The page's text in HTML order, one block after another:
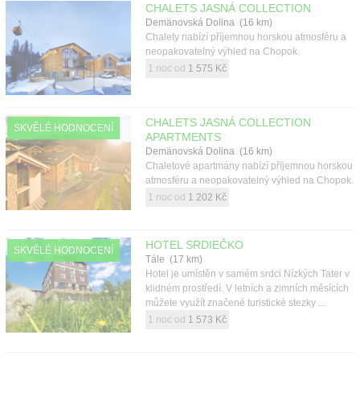
CHALETS JASNÁ COLLECTION
Demänovská Dolina (16 km)
Chalety nabízí příjemnou horskou atmosféru a
neopakovatelný výhled na Chopok.
1 noc od 1 575 Kč
SKVĚLÉ HODNOCENÍ
CHALETS JASNÁ COLLECTION
APARTMENTS
Demänovská Dolina (16 km)
Chaletové apartmány nabízí příjemnou horskou
atmosféru a neopakovatelný výhled na Chopok.
1 noc od 1 202 Kč
SKVĚLÉ HODNOCENÍ HOTEL SRDIEČKO
Tále (17 km)
Hotel je umístěn v samém srdci Nízkých Tater v
klidném prostředí. V letních a zimních měsících
můžete využít značené turistické stezky ...
1 noc od 1 573 Kč